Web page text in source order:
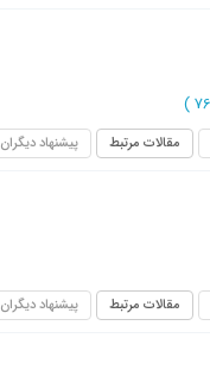
)
مقالات مرتبط پیشنهاد دیگران
مقالات مرتبط پیشنهاد دیگران